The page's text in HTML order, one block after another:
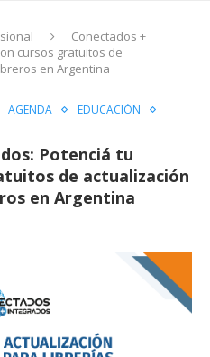
Conectados +
cursos gratuitos de
en Argentina
AGENDA
EDUCACIÓN
Potenciá tu
de actualización
en Argentina